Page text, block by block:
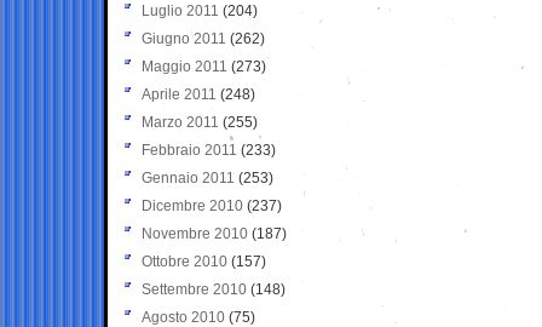
Luglio 2011 (204)
Giugno 2011 (262)
Maggio 2011 (273)
Aprile 2011 (248)
Marzo 2011 (255)
Febbraio 2011 (233)
Gennaio 2011 (253)
Dicembre 2010 (237)
Novembre 2010 (187)
Ottobre 2010 (157)
Settembre 2010 (148)
Agosto 2010 (75)